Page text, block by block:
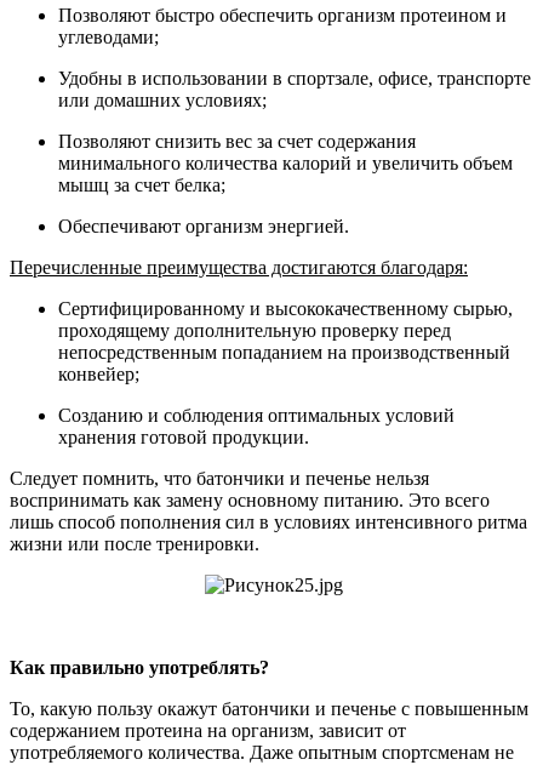
Позволяют быстро обеспечить организм протеином и
углеводами;
Удобны в использовании в спортзале, офисе, транспорте
или домашних условиях;
Позволяют снизить вес за счет содержания
минимального количества калорий и увеличить объем
мышц за счет белка;
Обеспечивают организм энергией.
Перечисленные преимущества достигаются благодаря:
Сертифицированному и высококачественному сырью,
проходящему дополнительную проверку перед
непосредственным попаданием на производственный
конвейер;
Созданию и соблюдения оптимальных условий
хранения готовой продукции.
Следует помнить, что батончики и печенье нельзя
воспринимать как замену основному питанию. Это всего
лишь способ пополнения сил в условиях интенсивного ритма
жизни или после тренировки.
Как правильно употреблять?
То, какую пользу окажут батончики и печенье с повышенным
содержанием протеина на организм, зависит от
употребляемого количества. Даже опытным спортсменам не